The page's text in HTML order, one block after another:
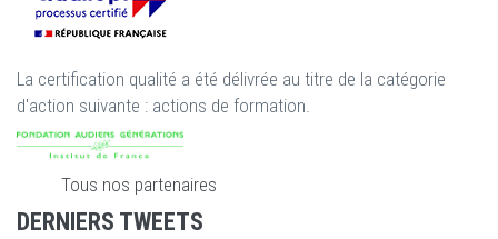
La certification qualité a été délivrée au titre de la catégorie
d'action suivante : actions de formation.
Tous nos partenaires
DERNIERS TWEETS